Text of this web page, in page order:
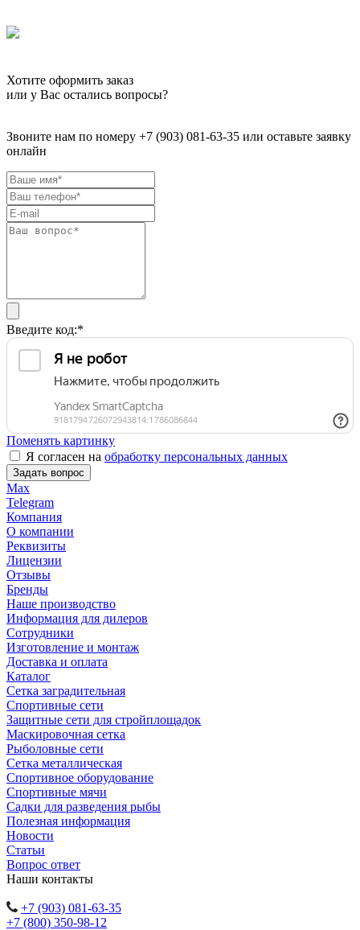
Хотите оформить заказ
или у Вас остались вопросы?
Звоните нам по номеру +7 (903) 081-63-35 или оставьте заявку
онлайн
Введите код:*
Поменять картинку
Я согласен на обработку персональных данных
Задать вопрос
Max
Telegram
Компания
О компании
Реквизиты
Лицензии
Отзывы
Бренды
Наше производство
Информация для дилеров
Сотрудники
Изготовление и монтаж
Доставка и оплата
Каталог
Сетка заградительная
Спортивные сети
Защитные сети для стройплощадок
Маскировочная сетка
Рыболовные сети
Сетка металлическая
Спортивное оборудование
Спортивные мячи
Садки для разведения рыбы
Полезная информация
Новости
Статьи
Вопрос ответ
Наши контакты
+7 (903) 081-63-35
+7 (800) 350-98-12